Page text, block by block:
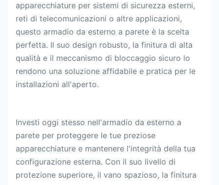
apparecchiature per sistemi di sicurezza esterni,
reti di telecomunicazioni o altre applicazioni,
questo armadio da esterno a parete è la scelta
perfetta. Il suo design robusto, la finitura di alta
qualità e il meccanismo di bloccaggio sicuro lo
rendono una soluzione affidabile e pratica per le
installazioni all'aperto.
Investi oggi stesso nell'armadio da esterno a
parete per proteggere le tue preziose
apparecchiature e mantenere l'integrità della tua
configurazione esterna. Con il suo livello di
protezione superiore, il vano spazioso, la finitura